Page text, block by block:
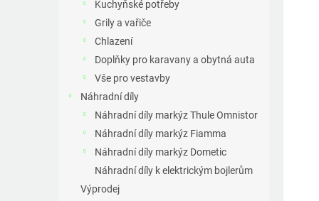
Kuchyňské potřeby
Grily a vařiče
Chlazení
Doplňky pro karavany a obytná auta
Vše pro vestavby
Náhradní díly
Náhradní díly markýz Thule Omnistor
Náhradní díly markýz Fiamma
Náhradní díly markýz Dometic
Náhradní díly k elektrickým bojlerům
Výprodej